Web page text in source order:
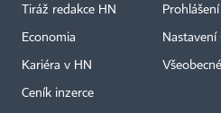
Tiráž redakce HN
Economia
Kariéra v HN
Ceník inzerce